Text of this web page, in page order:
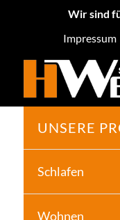
Wir sind
Impressum
UNSERE
Schlafen
Wohnen